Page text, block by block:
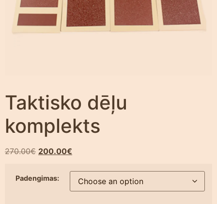
Taktisko dēļu
komplekts
270.00€ 200.00€
Padengimas: